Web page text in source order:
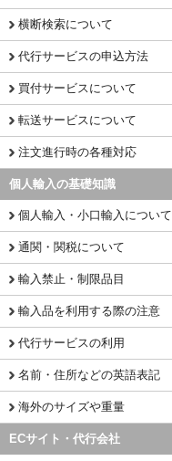
横断検索について
代行サービスの申込方法
買付サービスについて
転送サービスについて
注文進行時の各種対応
個人輸入の基礎知識
個人輸入・小口輸入について
通関・関税について
輸入禁止・制限品目
輸入品を利用する際の注意
代行サービスの利用
名前・住所などの英語表記
海外のサイズや重量
ECサイト・代行会社